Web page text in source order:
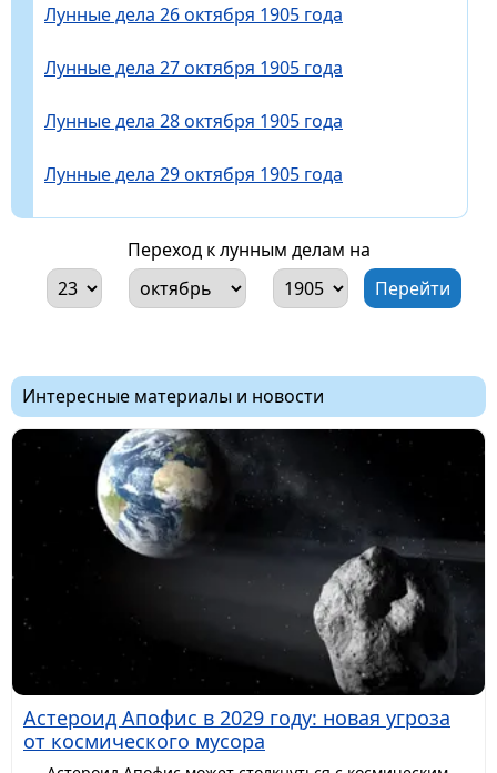
Лунные дела 26 октября 1905 года
Лунные дела 27 октября 1905 года
Лунные дела 28 октября 1905 года
Лунные дела 29 октября 1905 года
Переход к лунным делам на
Интересные материалы и новости
Астероид Апофис в 2029 году: новая угроза
от космического мусора